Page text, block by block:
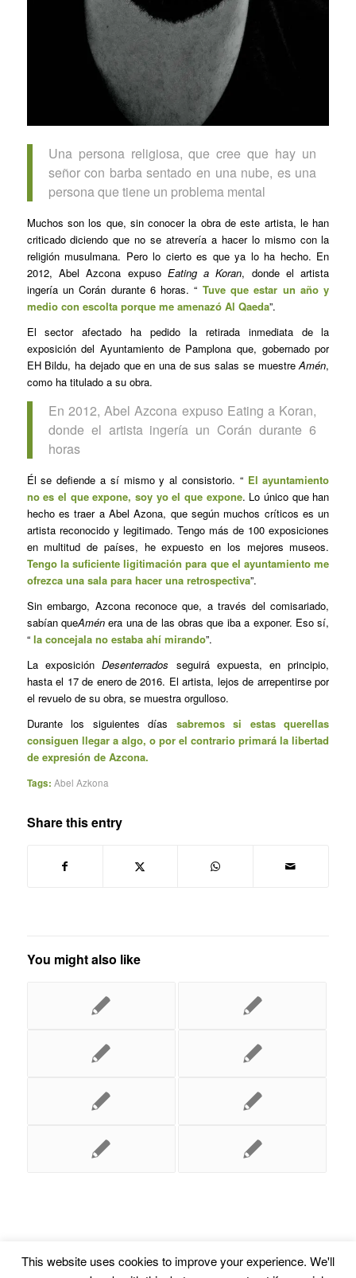
Una persona religiosa, que cree que hay un
señor con barba sentado en una nube, es una
persona que tiene un problema mental
Muchos son los que, sin conocer la obra de este artista, le han
criticado diciendo que no se atrevería a hacer lo mismo con la
religión musulmana. Pero lo cierto es que ya lo ha hecho. En
2012, Abel Azcona expuso Eating a Koran, donde el artista
ingería un Corán durante 6 horas. “ Tuve que estar un año y
medio con escolta porque me amenazó Al Qaeda”.
El sector afectado ha pedido la retirada inmediata de la
exposición del Ayuntamiento de Pamplona que, gobernado por
EH Bildu, ha dejado que en una de sus salas se muestreAmén,
como ha titulado a su obra.
En 2012, Abel Azcona expuso Eating a Koran,
donde el artista ingería un Corán durante 6
horas
Él se defiende a sí mismo y al consistorio. “El ayuntamiento
no es el que expone, soy yo el que expone. Lo único que han
hecho es traer a Abel Azona, que según muchos críticos es un
artista reconocido y legitimado. Tengo más de 100 exposiciones
en multitud de países, he expuesto en los mejores museos.
Tengo la suficiente ligitimación para que el ayuntamiento me
ofrezca una sala para hacer una retrospectiva”.
Sin embargo, Azcona reconoce que, a través del comisariado,
sabían queAménera una de las obras que iba a exponer. Eso sí,
“la concejala no estaba ahí mirando”.
La exposiciónDesenterrados seguirá expuesta, en principio,
hasta el 17 de enero de 2016. El artista, lejos de arrepentirse por
el revuelo de su obra, se muestra orgulloso.
Durante los siguientes días sabremos si estas querellas
consiguen llegar a algo, o por el contrario primará la libertad
de expresión de Azcona.
Tags: Abel Azkona
Share this entry
You might also like
This website uses cookies to improve your experience. We'll